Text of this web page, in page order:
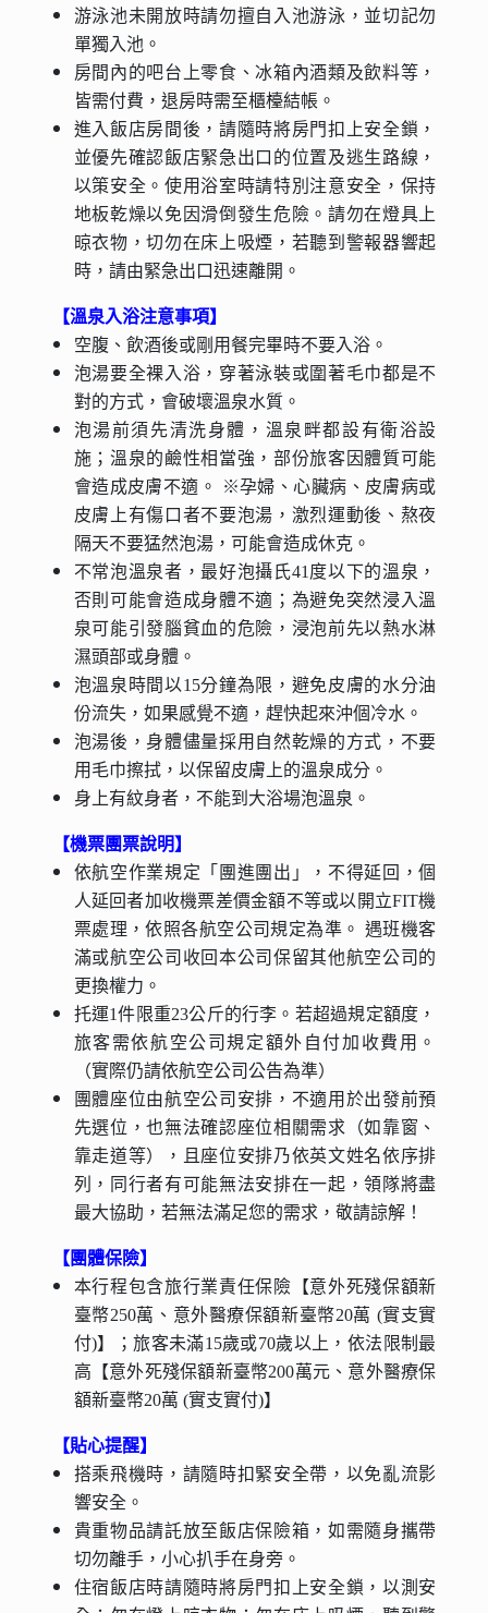
游泳池未開放時請勿擅自入池游泳，並切記勿
單獨入池。
房間內的吧台上零食、冰箱內酒類及飲料等，
皆需付費，退房時需至櫃檯結帳。
進入飯店房間後，請隨時將房門扣上安全鎖，
並優先確認飯店緊急出口的位置及逃生路線，
以策安全。使用浴室時請特別注意安全，保持
地板乾燥以免因滑倒發生危險。請勿在燈具上
晾衣物，切勿在床上吸煙，若聽到警報器響起
時，請由緊急出口迅速離開。
【溫泉入浴注意事項】
空腹、飲酒後或剛用餐完畢時不要入浴。
泡湯要全裸入浴，穿著泳裝或圍著毛巾都是不
對的方式，會破壞溫泉水質。
泡湯前須先清洗身體，溫泉畔都設有衛浴設
施；溫泉的鹼性相當強，部份旅客因體質可能
會造成皮膚不適。 ※孕婦、心臟病、皮膚病或
皮膚上有傷口者不要泡湯，激烈運動後、熬夜
隔天不要猛然泡湯，可能會造成休克。
不常泡溫泉者，最好泡攝氏41度以下的溫泉，
否則可能會造成身體不適；為避免突然浸入溫
泉可能引發腦貧血的危險，浸泡前先以熱水淋
濕頭部或身體。
泡溫泉時間以15分鐘為限，避免皮膚的水分油
份流失，如果感覺不適，趕快起來沖個冷水。
泡湯後，身體儘量採用自然乾燥的方式，不要
用毛巾擦拭，以保留皮膚上的溫泉成分。
身上有紋身者，不能到大浴場泡溫泉。
【機票團票說明】
依航空作業規定「團進團出」，不得延回，個
人延回者加收機票差價金額不等或以開立FIT機
票處理，依照各航空公司規定為準。 遇班機客
滿或航空公司收回本公司保留其他航空公司的
更換權力。
托運1件限重23公斤的行李。若超過規定額度，
旅客需依航空公司規定額外自付加收費用。
（實際仍請依航空公司公告為準）
團體座位由航空公司安排，不適用於出發前預
先選位，也無法確認座位相關需求（如靠窗、
靠走道等），且座位安排乃依英文姓名依序排
列，同行者有可能無法安排在一起，領隊將盡
最大協助，若無法滿足您的需求，敬請諒解！
【團體保險】
本行程包含旅行業責任保險【意外死殘保額新
臺幣250萬、意外醫療保額新臺幣20萬 (實支實
付)】；旅客未滿15歲或70歲以上，依法限制最
高【意外死殘保額新臺幣200萬元、意外醫療保
額新臺幣20萬 (實支實付)】
【貼心提醒】
搭乘飛機時，請隨時扣緊安全帶，以免亂流影
響安全。
貴重物品請託放至飯店保險箱，如需隨身攜帶
切勿離手，小心扒手在身旁。
住宿飯店時請隨時將房門扣上安全鎖，以測安